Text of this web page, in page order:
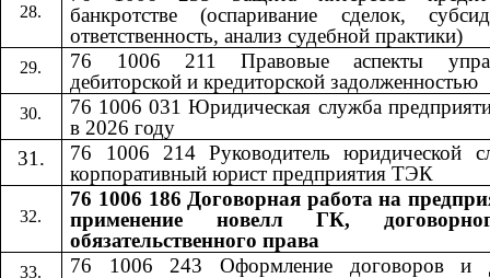
банкротстве (оспаривание сделок,
ответственность, анализ судебной практики)
76 1006 211 Правовые аспекты
дебиторской и кредиторской задолженностью
76 1006 031 Юридическая служба
в 2026 году
76 1006 214 Руководитель юридической
корпоративный юрист предприятия ТЭК
76 1006 186 Договорная работа на
применение новелл ГК,
обязательственного права
76 1006 243
Оформление договоров и